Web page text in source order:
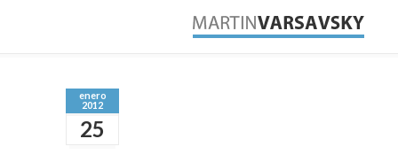
enero
2012
25